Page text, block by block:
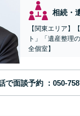
相続・
【関東エリア】
ト」「遺産整理
全個室】
で面談予約